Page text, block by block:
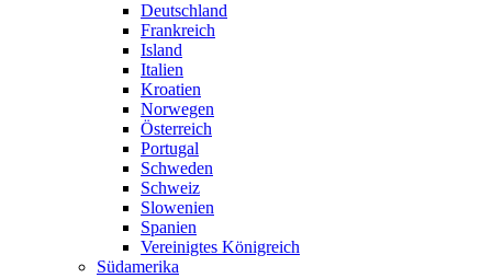
Deutschland
Frankreich
Island
Italien
Kroatien
Norwegen
Österreich
Portugal
Schweden
Schweiz
Slowenien
Spanien
Vereinigtes Königreich
Südamerika